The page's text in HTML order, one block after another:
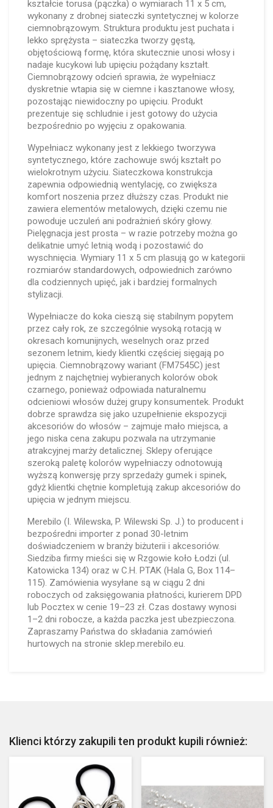
kształcie torusa (pączka) o wymiarach 11 x 5 cm,
wykonany z drobnej siateczki syntetycznej w kolorze
ciemnobrązowym. Struktura produktu jest puchata i
lekko sprężysta – siateczka tworzy gęstą,
objętościową formę, która skutecznie unosi włosy i
nadaje kucykowi lub upięciu pożądany kształt.
Ciemnobrązowy odcień sprawia, że wypełniacz
dyskretnie wtapia się w ciemne i kasztanowe włosy,
pozostając niewidoczny po upięciu. Produkt
prezentuje się schludnie i jest gotowy do użycia
bezpośrednio po wyjęciu z opakowania.
Wypełniacz wykonany jest z lekkiego tworzywa
syntetycznego, które zachowuje swój kształt po
wielokrotnym użyciu. Siateczkowa konstrukcja
zapewnia odpowiednią wentylację, co zwiększa
komfort noszenia przez dłuższy czas. Produkt nie
zawiera elementów metalowych, dzięki czemu nie
powoduje uczuleń ani podrażnień skóry głowy.
Pielęgnacja jest prosta – w razie potrzeby można go
delikatnie umyć letnią wodą i pozostawić do
wyschnięcia. Wymiary 11 x 5 cm plasują go w kategorii
rozmiarów standardowych, odpowiednich zarówno
dla codziennych upięć, jak i bardziej formalnych
stylizacji.
Wypełniacze do koka cieszą się stabilnym popytem
przez cały rok, ze szczególnie wysoką rotacją w
okresach komunijnych, weselnych oraz przed
sezonem letnim, kiedy klientki częściej sięgają po
upięcia. Ciemnobrązowy wariant (FM7545C) jest
jednym z najchętniej wybieranych kolorów obok
czarnego, ponieważ odpowiada naturalnemu
odcieniowi włosów dużej grupy konsumentek. Produkt
dobrze sprawdza się jako uzupełnienie ekspozycji
akcesoriów do włosów – zajmuje mało miejsca, a
jego niska cena zakupu pozwala na utrzymanie
atrakcyjnej marży detalicznej. Sklepy oferujące
szeroką paletę kolorów wypełniaczy odnotowują
wyższą konwersję przy sprzedaży gumek i spinek,
gdyż klientki chętnie kompletują zakup akcesoriów do
upięcia w jednym miejscu.
Merebilo (I. Wilewska, P. Wilewski Sp. J.) to producent i
bezpośredni importer z ponad 30-letnim
doświadczeniem w branży biżuterii i akcesoriów.
Siedziba firmy mieści się w Rzgowie koło Łodzi (ul.
Katowicka 134) oraz w C.H. PTAK (Hala G, Box 114–
115). Zamówienia wysyłane są w ciągu 2 dni
roboczych od zaksięgowania płatności, kurierem DPD
lub Pocztex w cenie 19–23 zł. Czas dostawy wynosi
1–2 dni robocze, a każda paczka jest ubezpieczona.
Zapraszamy Państwa do składania zamówień
hurtowych na stronie sklep.merebilo.eu.
Klienci którzy zakupili ten produkt kupili również: